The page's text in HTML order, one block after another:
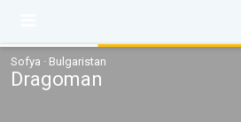
Sofya · Bulgaristan
Dragoman